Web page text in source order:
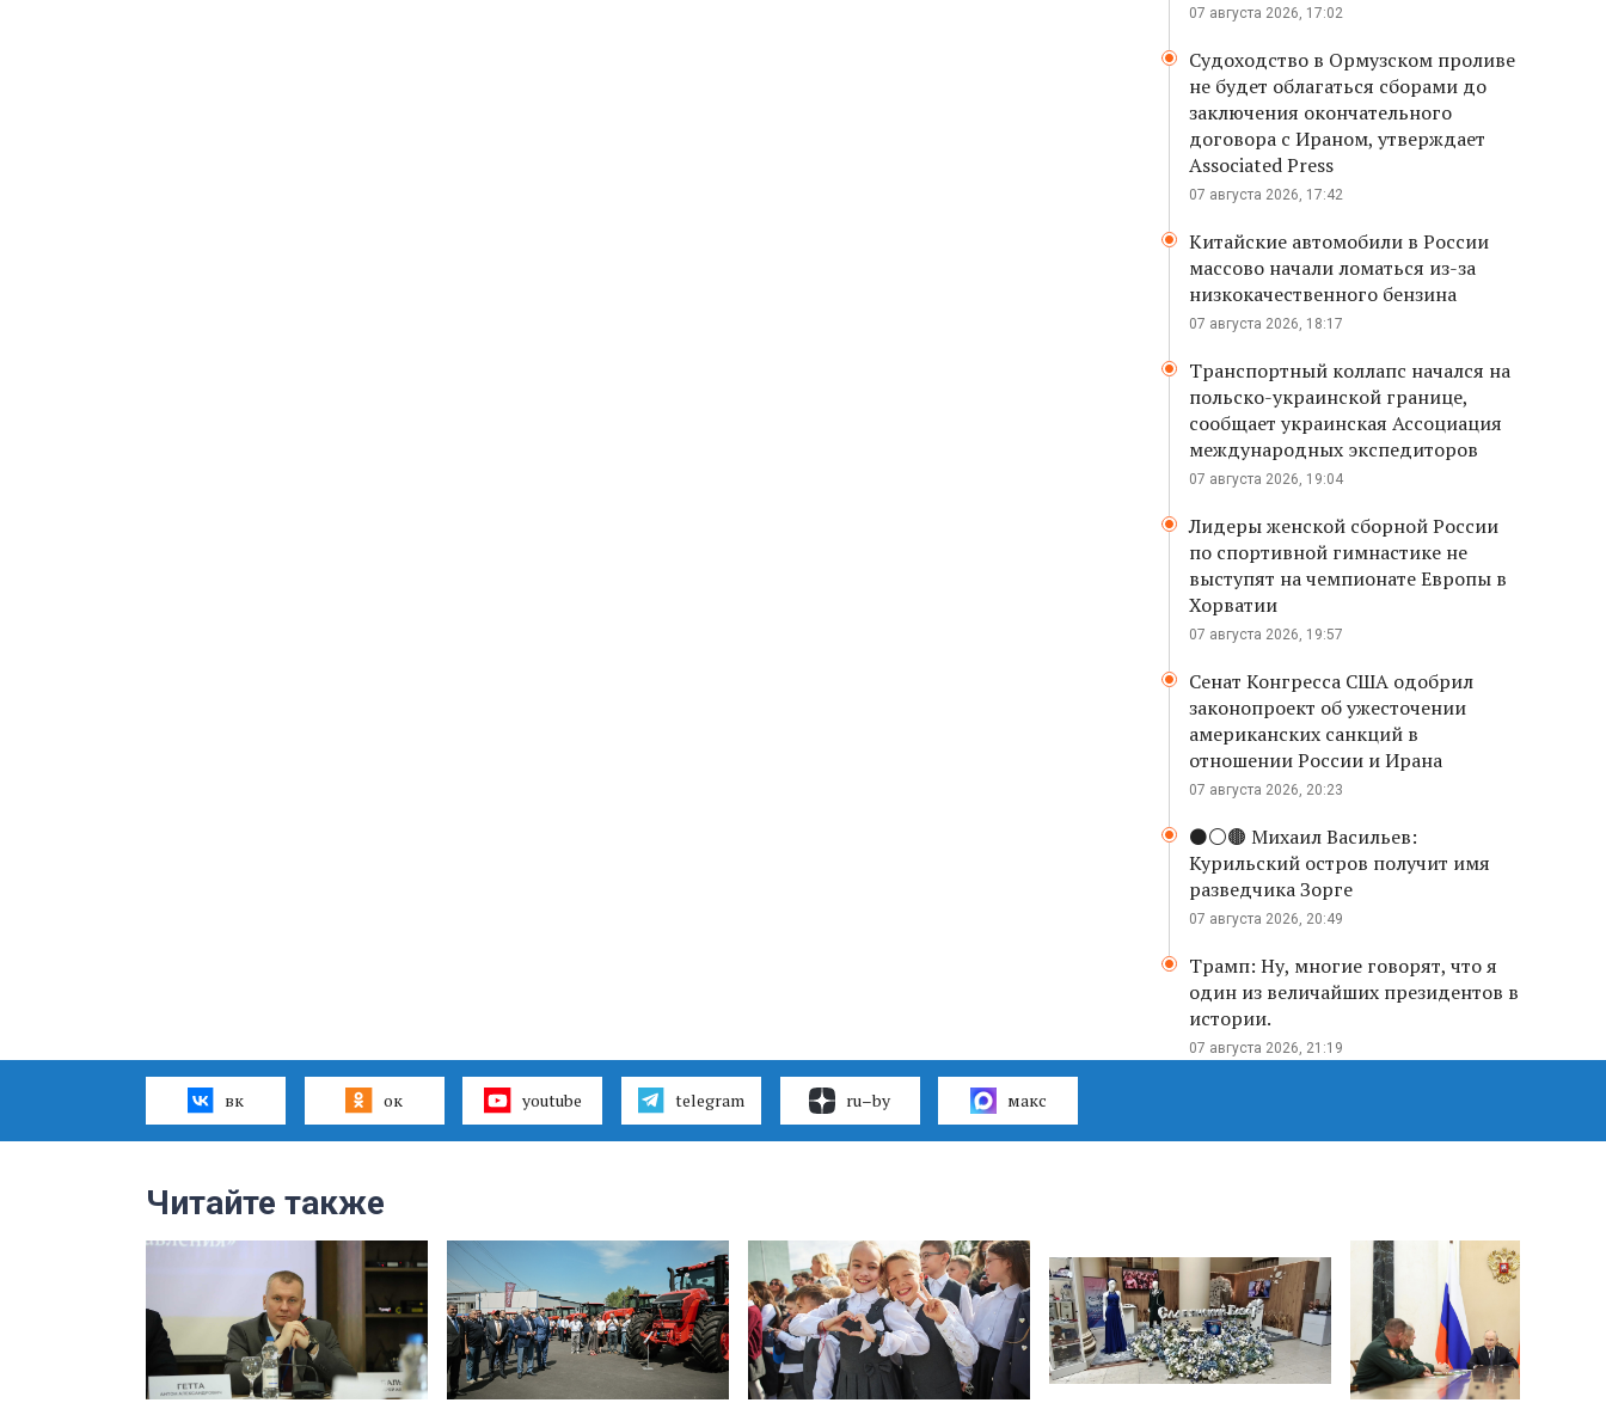
07 августа 2026, 17:02
Судоходство в Ормузском проливе
не будет облагаться сборами до
заключения окончательного
договора с Ираном, утверждает
Associated Press
07 августа 2026, 17:42
Китайские автомобили в России
массово начали ломаться из-за
низкокачественного бензина
07 августа 2026, 18:17
Транспортный коллапс начался на
польско-украинской границе,
сообщает украинская Ассоциация
международных экспедиторов
07 августа 2026, 19:04
Лидеры женской сборной России
по спортивной гимнастике не
выступят на чемпионате Европы в
Хорватии
07 августа 2026, 19:57
Сенат Конгресса США одобрил
законопроект об ужесточении
американских санкций в
отношении России и Ирана
07 августа 2026, 20:23
⚫️⚪️🟤 Михаил Васильев:
Курильский остров получит имя
разведчика Зорге
07 августа 2026, 20:49
Трамп: Ну, многие говорят, что я
один из величайших президентов в
истории.
07 августа 2026, 21:19
вк ок youtube telegram ru–by макс
Читайте также